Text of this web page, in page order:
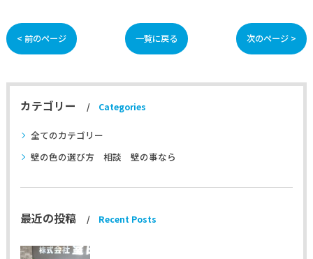
< 前のページ 一覧に戻る 次のページ >
カテゴリー Categories
全てのカテゴリー
壁の色の選び方 相談 壁の事なら
最近の投稿 Recent Posts